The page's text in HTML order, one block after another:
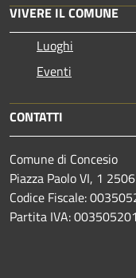
VIVERE IL COMUNE
Luoghi
Eventi
CONTATTI
Comune di Concesio
Piazza Paolo VI, 1
Codice Fiscale:
Partita IVA: